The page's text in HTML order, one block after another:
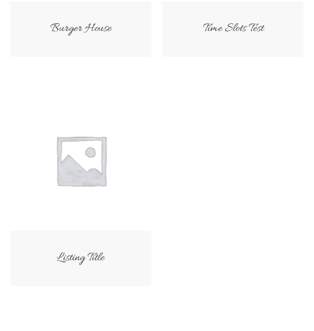
Burger House Time Slots Test
Listing Title